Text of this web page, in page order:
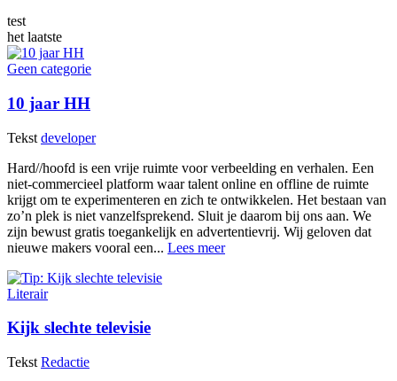
test
het laatste
Geen categorie
10 jaar HH
Tekst developer
Hard//hoofd is een vrije ruimte voor verbeelding en verhalen. Een
niet-commercieel platform waar talent online en offline de ruimte
krijgt om te experimenteren en zich te ontwikkelen. Het bestaan van
zo’n plek is niet vanzelfsprekend. Sluit je daarom bij ons aan. We
zijn bewust gratis toegankelijk en advertentievrij. Wij geloven dat
nieuwe makers vooral een... Lees meer
Literair
Kijk slechte televisie
Tekst Redactie